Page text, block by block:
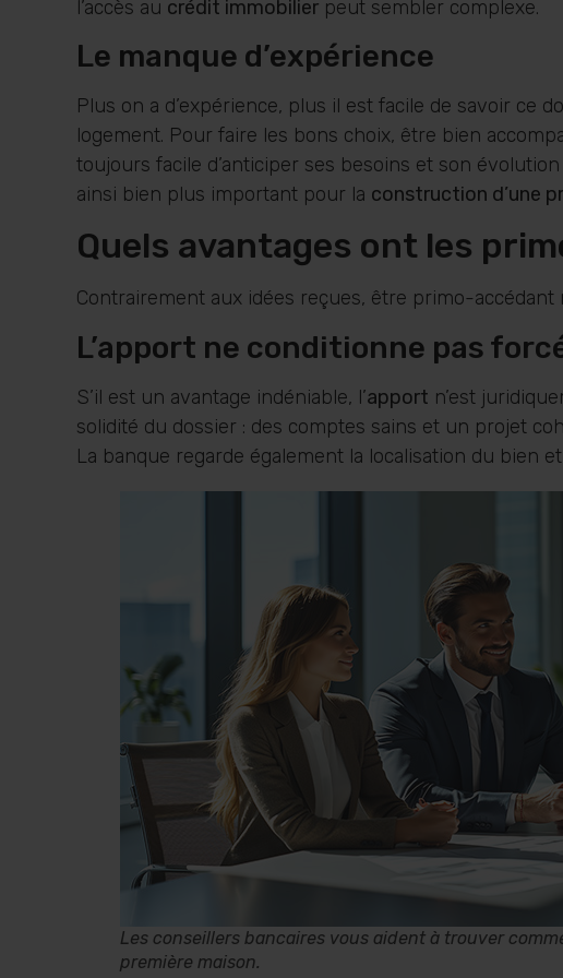
l’accès au crédit immobilier peut sembler complexe.
Le manque d’expérience
Plus on a d’expérience, plus il est facile de savoir
logement. Pour faire les bons choix, être bien
toujours facile d’anticiper ses besoins et son
ainsi bien plus important pour la construction d’une
Quels avantages ont les
Contrairement aux idées reçues, être primo-accédant
L’apport ne conditionne pas
S’il est un avantage indéniable, l’apport n’est
solidité du dossier : des comptes sains et un projet
La banque regarde également la localisation du bien
Les conseillers bancaires vous aident à trouver
première maison.